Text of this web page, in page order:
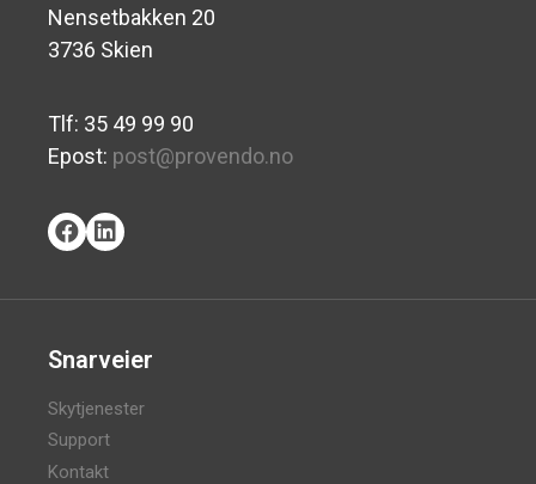
Nensetbakken 20
3736 Skien
Tlf: 35 49 99 90
Epost: post@provendo.no
Snarveier
Skytjenester
Support
Kontakt